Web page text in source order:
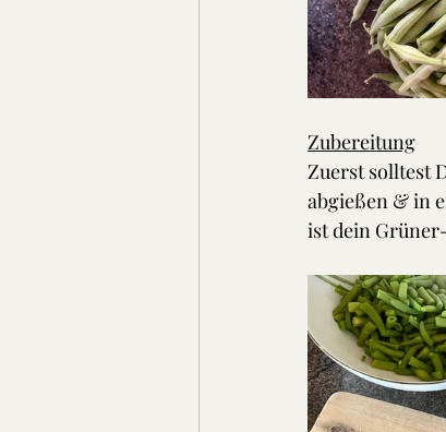
Zubereitung
Zuerst solltest
abgießen & in
ist dein